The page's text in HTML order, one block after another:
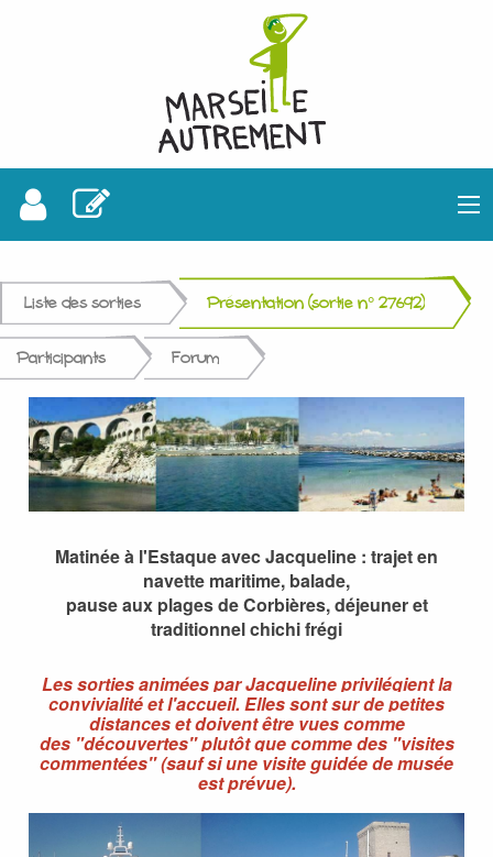
Liste des sorties Présentation (sortie n° 27692)
Participants Forum
Matinée à l'Estaque avec Jacqueline : trajet en
navette maritime, balade,
pause aux plages de Corbières, déjeuner et
traditionnel chichi frégi
Les sorties animées par Jacqueline privilégient la
convivialité et l'accueil. Elles sont sur de petites
distances et doivent être vues comme
des "découvertes" plutôt que comme des "visites
commentées" (sauf si une visite guidée de musée
est prévue).